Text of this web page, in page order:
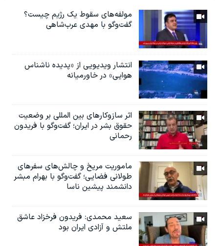
مولفه‌های سقوط یک رژیم چیست؟
گفت‌وگو با مهدی عرب‌شاهی
انتشار ویدیویی از «پدیده‌ ناشناس
هوایی» در خاورمیانه
اثر ساز‌و‌کارهای بین المللی بر وضعیت
حقوق بشر در ایران؛ گفت‌وگو با فریدون
رحمانی
ماموریت مریخ و چالش‌های سفرهای
طولانی فضایی؛ گفت‌وگو با بهرام مبشر
دانشمند پیشین ناسا
سعید محمدی: فریدون فرخزاد عاشق
ملتش و آزادی ایران بود